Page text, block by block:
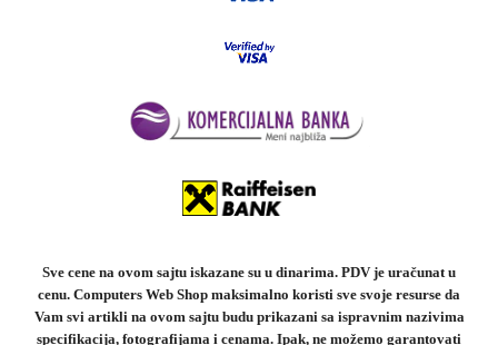
Sve cene na ovom sajtu iskazane su u dinarima. PDV je uračunat u
cenu. Computers Web Shop maksimalno koristi sve svoje resurse da
Vam svi artikli na ovom sajtu budu prikazani sa ispravnim nazivima
specifikacija, fotografijama i cenama. Ipak, ne možemo garantovati